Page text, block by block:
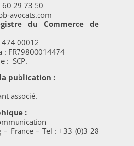
60 29 73 50
avocats.com
du Commerce de
474 00012
: FR79800014474
: SCP.
publication :
associé.
:
– France – Tel : +33 (0)3 28